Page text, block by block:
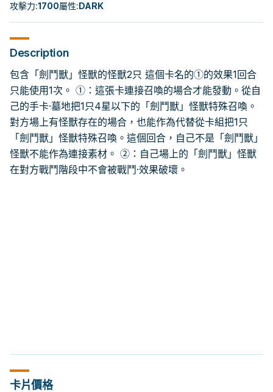
攻擊力:1700屬性:DARK
Description
包含「劍鬥獸」怪獸的怪獸2只 這個卡名的①的效果1回合
只能使用1次。 ①：這張卡連接召喚的場合才能發動。從自
己的手卡·墓地把1只4星以下的「劍鬥獸」怪獸特殊召喚。
對方場上有怪獸存在的場合，也能作為代替從卡組把1只
「劍鬥獸」怪獸特殊召喚。這個回合，自己不是「劍鬥獸」
怪獸不能作為連接素材。 ②：自己場上的「劍鬥獸」怪獸
在對方戰鬥階段中不會被戰鬥·效果破壞。
卡片價格